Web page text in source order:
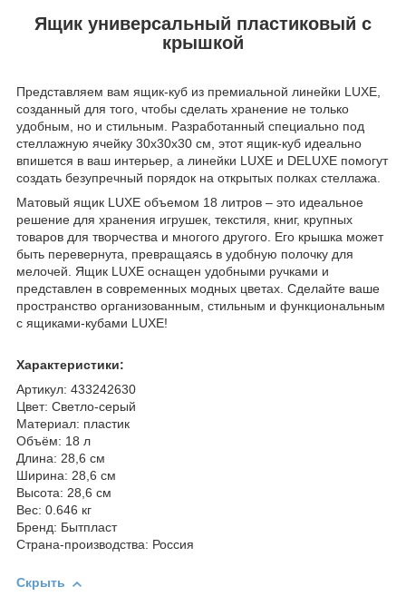
Ящик универсальный пластиковый с
крышкой
Представляем вам ящик-куб из премиальной линейки LUXE,
созданный для того, чтобы сделать хранение не только
удобным, но и стильным. Разработанный специально под
стеллажную ячейку 30х30х30 см, этот ящик-куб идеально
впишется в ваш интерьер, а линейки LUXE и DELUXE помогут
создать безупречный порядок на открытых полках стеллажа.
Матовый ящик LUXE объемом 18 литров – это идеальное
решение для хранения игрушек, текстиля, книг, крупных
товаров для творчества и многого другого. Его крышка может
быть перевернута, превращаясь в удобную полочку для
мелочей. Ящик LUXE оснащен удобными ручками и
представлен в современных модных цветах. Сделайте ваше
пространство организованным, стильным и функциональным
с ящиками-кубами LUXE!
Характеристики:
Артикул: 433242630
Цвет: Светло-серый
Материал: пластик
Объём: 18 л
Длина: 28,6 см
Ширина: 28,6 см
Высота: 28,6 см
Вес: 0.646 кг
Бренд: Бытпласт
Страна-производства: Россия
Скрыть